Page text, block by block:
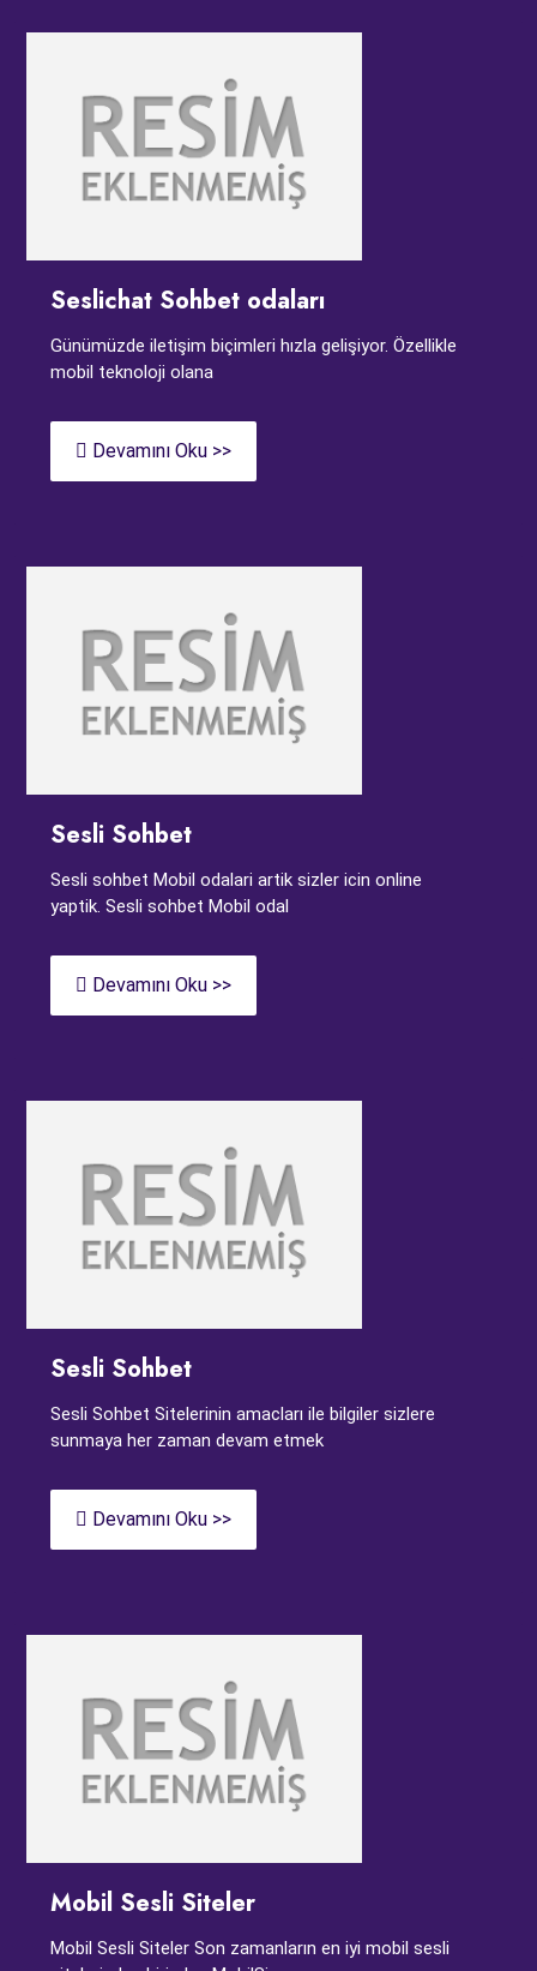
Seslichat Sohbet odaları
Günümüzde iletişim biçimleri hızla gelişiyor. Özellikle
mobil teknoloji olana
Devamını Oku >>
Sesli Sohbet
Sesli sohbet Mobil odalari artik sizler icin online
yaptik. Sesli sohbet Mobil odal
Devamını Oku >>
Sesli Sohbet
Sesli Sohbet Sitelerinin amacları ile bilgiler sizlere
sunmaya her zaman devam etmek
Devamını Oku >>
Mobil Sesli Siteler
Mobil Sesli Siteler Son zamanların en iyi mobil sesli